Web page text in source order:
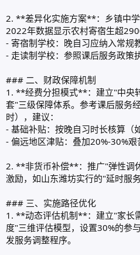
2. **差异化实施方案**：乡镇中
2022年数据显示农村寄宿生超
- 寄宿制学校：晚自习应纳入常规
- 走读制学校：参照课后服务政策
### 二、财政保障机制
1. **经费分担模式**：建立"中央
套"三级保障体系。参考课后服务
时），建议：
- 基础补贴：按晚自习时长核算（
- 偏远地区津贴：叠加20%-30%艰
2. **非货币补偿**：推广"弹性调
激励，如山东潍坊实行的"延时服
### 三、实施路径优化
1. **动态评估机制**：建立"家长
度"三维评估模型，设置30%的参
发服务调整程序。